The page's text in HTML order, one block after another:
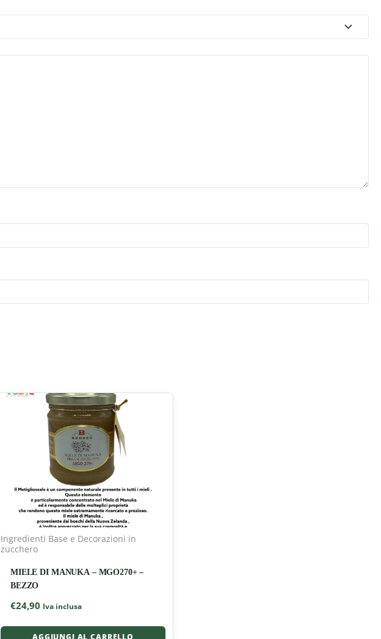
Ingredienti Base e Decorazioni in
zucchero
MIELE DI MANUKA – MGO270+ –
BEZZO
€24,90 Iva inclusa
AGGIUNGI AL CARRELLO